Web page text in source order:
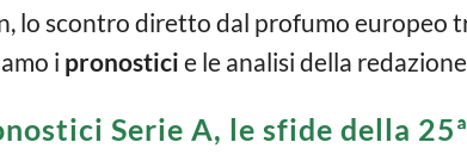
lo scontro diretto dal profumo europeo
i pronostici e le analisi della
Serie A, le sfide della